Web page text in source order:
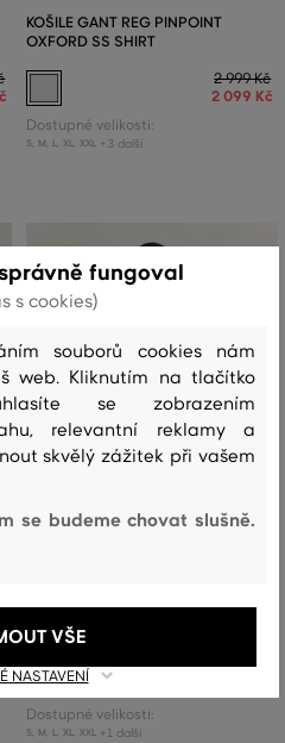
KOŠILE GANT REG PINPOINT
OXFORD SS SHIRT
2 999 Kč
2 099 Kč
Dostupné velikosti:
S, M L, XL, XXL +3 další
KOŠILE GANT REG LINEN SS SHIRT
4 399 Kč
Dostupné velikosti:
S, M L, XL, XXL +1 další
fungoval
s cookies)
souborů cookies nám
web. Kliknutím na tlačítko
se zobrazením
relevantní reklamy a
skvělý zážitek při vašem
se budeme chovat slušně.
NASTAVENÍ
VŠE